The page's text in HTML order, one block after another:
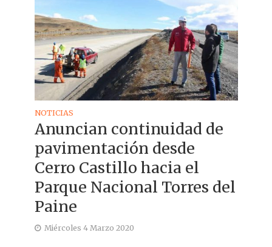
NOTICIAS
Anuncian continuidad de
pavimentación desde
Cerro Castillo hacia el
Parque Nacional Torres del
Paine
Miércoles 4 Marzo 2020